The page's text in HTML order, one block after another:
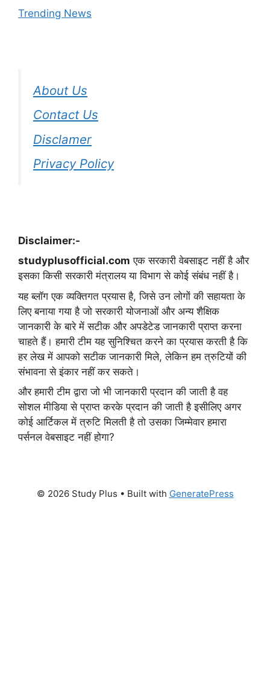
Trending News
About Us
Contact Us
Disclamer
Privacy Policy
Disclaimer:-
studyplusofficial.com एक सरकारी वेबसाइट नहीं है और
इसका किसी सरकारी मंत्रालय या विभाग से कोई संबंध नहीं है।
यह ब्लॉग एक व्यक्तिगत प्रयास है, जिसे उन लोगों की सहायता के
लिए बनाया गया है जो सरकारी योजनाओं और अन्य शैक्षिक
जानकारी के बारे में सटीक और अपडेटेड जानकारी प्राप्त करना
चाहते हैं। हमारी टीम यह सुनिश्चित करने का प्रयास करती है कि
हर लेख में आपको सटीक जानकारी मिले, लेकिन हम त्रुटियों की
संभावना से इंकार नहीं कर सकते।
और हमारी टीम द्वारा जो भी जानकारी प्रदान की जाती है वह
सोशल मीडिया से प्राप्त करके प्रदान की जाती है इसीलिए अगर
कोई आर्टिकल में त्रुटि मिलती है तो उसका जिम्मेवार हमारा
पर्सनल वेबसाइट नहीं होगा?
© 2026 Study Plus • Built with GeneratePress